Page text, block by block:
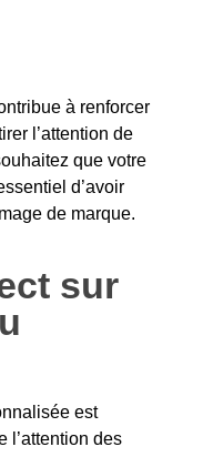
à renforcer
l’attention de
que votre
d’avoir
de marque.
sur
est
l’attention des